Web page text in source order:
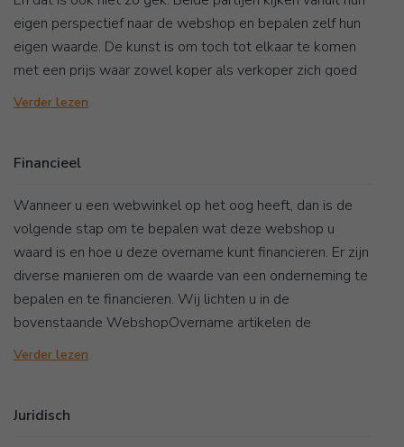
eigen perspectief naar de webshop en bepalen zelf hun
eigen waarde. De kunst is om toch tot elkaar te komen
met een prijs waar zowel koper als verkoper zich goed
bij voelt. Hierboven&nbsp;vindt u de WebshopOvername
zijn onderwezen in het onderwerp ‘Bedrijfswaardering’ en
Verder lezen
Financieel
Wanneer u een webwinkel op het oog heeft, dan is de
volgende stap om te bepalen wat deze webshop u
waard is en hoe u deze overname kunt financieren. Er zijn
diverse manieren om de waarde van een onderneming te
bepalen en te financieren. Wij lichten u in de
bovenstaande WebshopOvername artikelen de
belangrijkste aspecten toe.
Verder lezen
Juridisch